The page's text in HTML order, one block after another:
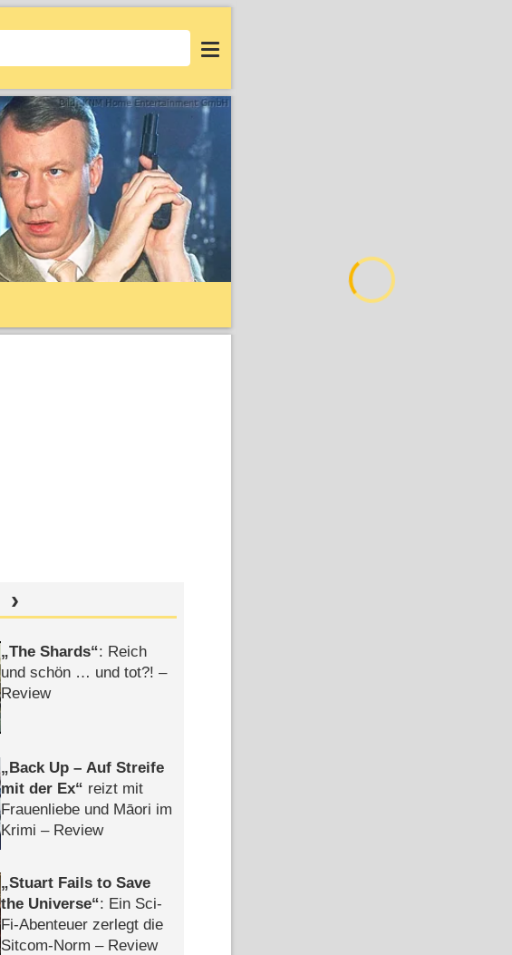
Login
The Shards : Reich
und schön … und tot?! –
Review
Back Up – Auf Streife
mit der Ex
reizt mit
Frauenliebe und Māori im
Krimi – Review
Stuart Fails to Save
the Universe : Ein Sci-
Fi-Abenteuer zerlegt die
Sitcom-Norm – Review